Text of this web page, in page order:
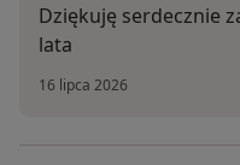
Dziękuję serdecznie
lata
16 lipca 2026